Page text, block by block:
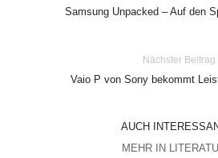
Samsung Unpacked – Auf den
Nächster Beitrag
Vaio P von Sony bekommt
AUCH
MEHR IN